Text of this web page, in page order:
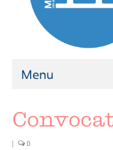
Menu
Ateliers
0